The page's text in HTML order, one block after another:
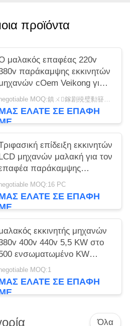
προϊόντα
μαλακός επαφέας 220v
παράκαμψης εκκινητών
cOem Veikong για
τη μηχανή προστατεύει
ΕΛΆΤΕ ΣΕ ΕΠΑΦΉ
επίδειξη εκκινητών
LCD μηχανών μαλακή για τον
παράκαμψης
μηχανών επαγωγής
MOQ:16 PC
ΕΛΆΤΕ ΣΕ ΕΠΑΦΉ
εκκινητής μηχανών
400v 440v 5,5 KW στο
ενσωματωμένο KW
επαφέα παράκαμψης
MOQ:1
ΕΛΆΤΕ ΣΕ ΕΠΑΦΉ
Όλα